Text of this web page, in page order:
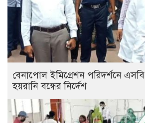
বেনাপোল ইমিগ্রেশন পরিদর্শনে এসবি
হয়রানি বন্ধের নির্দেশ